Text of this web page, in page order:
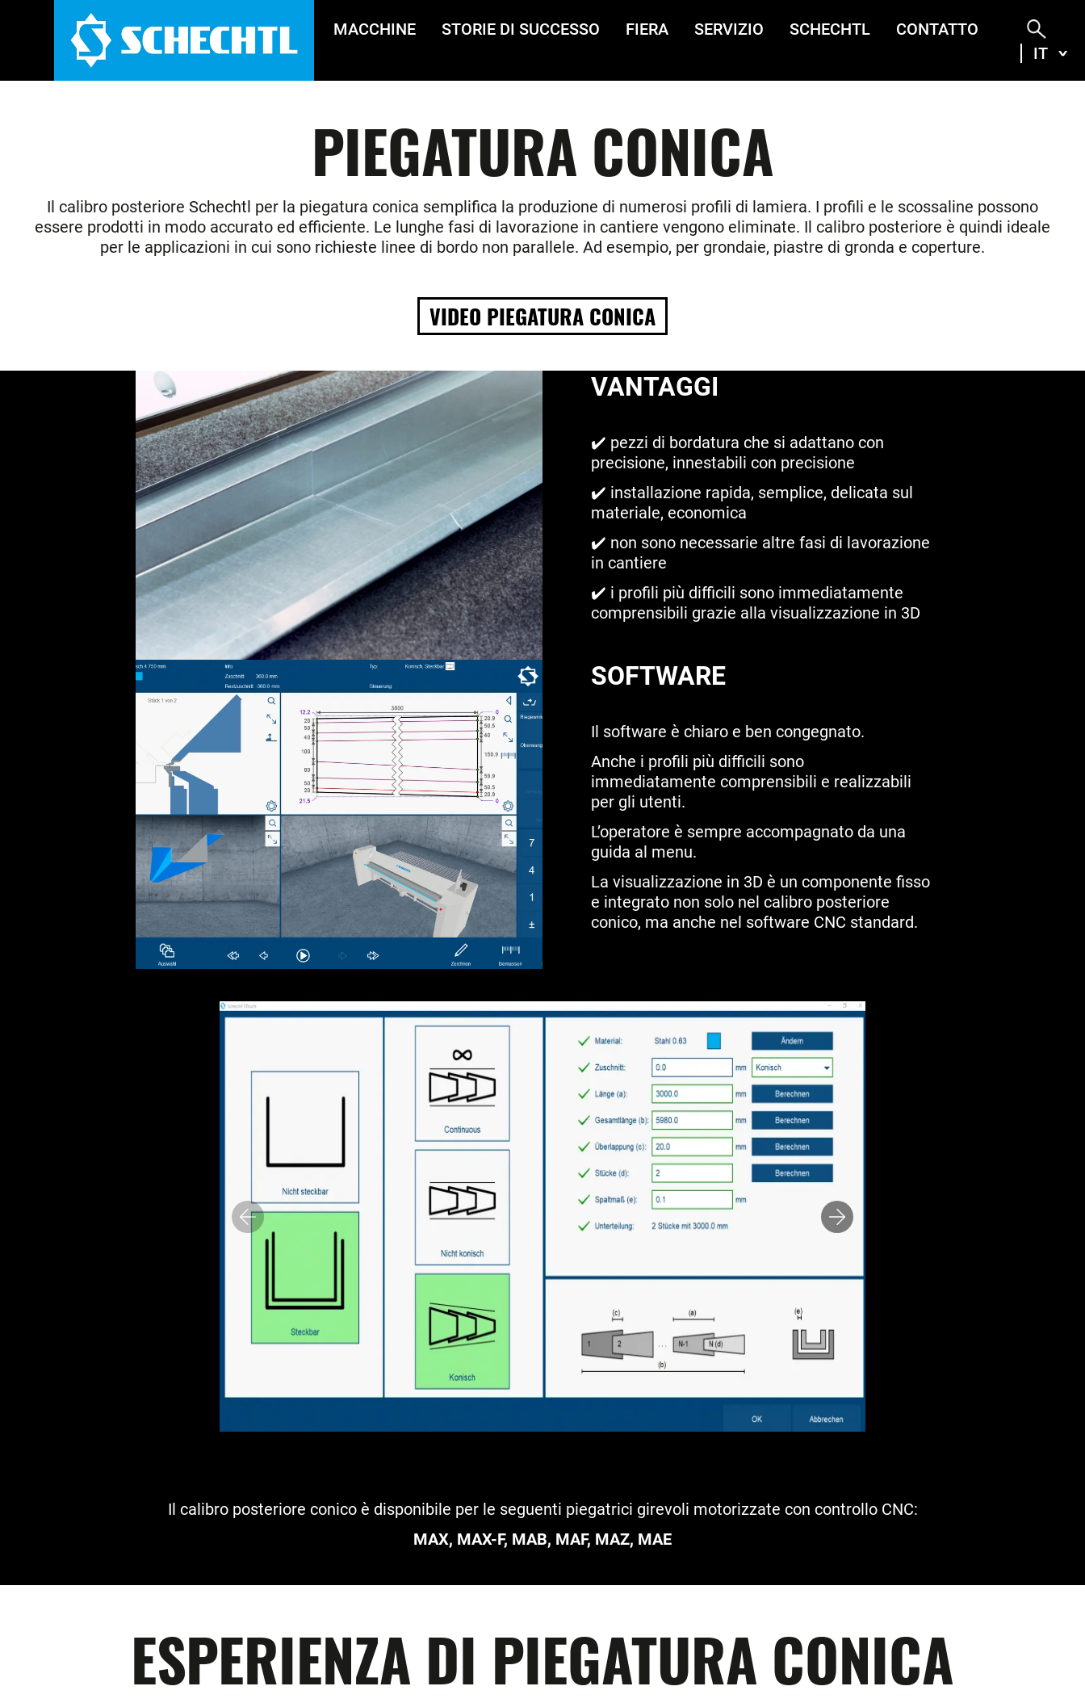
MACCHINE STORIE DI SUCCESSO FIERA SERVIZIO SCHECHTL
CONTATTO
IT
PIEGATURA CONICA
Il calibro posteriore Schechtl per la piegatura conica semplifica la produzione di numerosi profili di lamiera. I profili e le scossaline possono
essere prodotti in modo accurato ed efficiente. Le lunghe fasi di lavorazione in cantiere vengono eliminate. Il calibro posteriore è quindi ideale
per le applicazioni in cui sono richieste linee di bordo non parallele. Ad esempio, per grondaie, piastre di gronda e coperture.
VIDEO PIEGATURA CONICA
VANTAGGI
✔️ pezzi di bordatura che si adattano con
precisione, innestabili con precisione
✔️ installazione rapida, semplice, delicata sul
materiale, economica
✔️ non sono necessarie altre fasi di lavorazione
in cantiere
✔️ i profili più difficili sono immediatamente
comprensibili grazie alla visualizzazione in 3D
SOFTWARE
Il software è chiaro e ben congegnato.
Anche i profili più difficili sono
immediatamente comprensibili e realizzabili
per gli utenti.
L’operatore è sempre accompagnato da una
guida al menu.
La visualizzazione in 3D è un componente fisso
e integrato non solo nel calibro posteriore
conico, ma anche nel software CNC standard.
Il calibro posteriore conico è disponibile per le seguenti piegatrici girevoli motorizzate con controllo CNC:
MAX, MAX-F, MAB, MAF, MAZ, MAE
ESPERIENZA DI PIEGATURA CONICA